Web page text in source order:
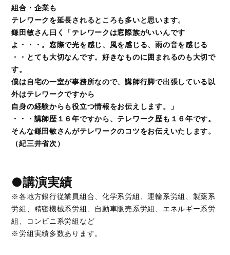
組合・企業も
テレワークを延長されるところも多いと思います。
鎌田敏さん曰く「テレワークは窓際族がいいんです
よ・・・。窓際で光を感じ、風を感じる、雨の音を感じる
・・とても大切なんです。好きなものに囲まれるのも大切で
す。
僕は自宅の一室が事務所なので、講師行脚で出張している以
外はテレワークですから
自身の経験からも役立つ情報をお伝えします。」
・・・講師歴１６年ですから、テレワーク歴も１６年です。
そんな鎌田敏さんがテレワークのコツをお伝えいたします。
（紀三井省次）
●講演実績
※各地方銀行従業員組合、化学系労組、運輸系労組、製薬系
労組、精密機械系労組、自動車販売系労組、エネルギー系労
組、コンビニ系労組など
※労組実績多数あります。